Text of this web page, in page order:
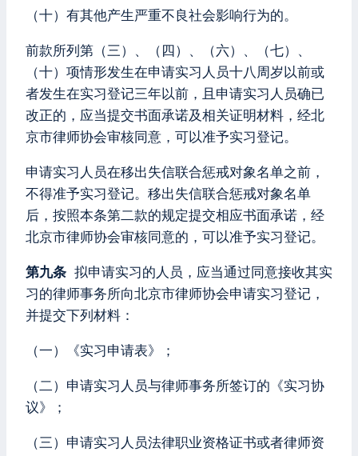
（十）有其他产生严重不良社会影响行为的。
前款所列第（三）、（四）、（六）、（七）、
（十）项情形发生在申请实习人员十八周岁以前或
者发生在实习登记三年以前，且申请实习人员确已
改正的，应当提交书面承诺及相关证明材料，经北
京市律师协会审核同意，可以准予实习登记。
申请实习人员在移出失信联合惩戒对象名单之前，
不得准予实习登记。移出失信联合惩戒对象名单
后，按照本条第二款的规定提交相应书面承诺，经
北京市律师协会审核同意的，可以准予实习登记。
第九条 拟申请实习的人员，应当通过同意接收其实
习的律师事务所向北京市律师协会申请实习登记，
并提交下列材料：
（一）《实习申请表》；
（二）申请实习人员与律师事务所签订的《实习协
议》；
（三）申请实习人员法律职业资格证书或者律师资